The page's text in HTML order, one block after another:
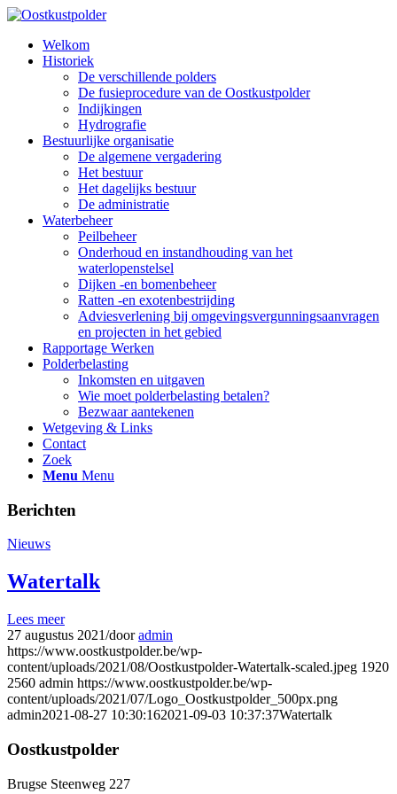
Welkom
Historiek
De verschillende polders
De fusieprocedure van de Oostkustpolder
Indijkingen
Hydrografie
Bestuurlijke organisatie
De algemene vergadering
Het bestuur
Het dagelijks bestuur
De administratie
Waterbeheer
Peilbeheer
Onderhoud en instandhouding van het
waterlopenstelsel
Dijken -en bomenbeheer
Ratten -en exotenbestrijding
Adviesverlening bij omgevingsvergunningsaanvragen
en projecten in het gebied
Rapportage Werken
Polderbelasting
Inkomsten en uitgaven
Wie moet polderbelasting betalen?
Bezwaar aantekenen
Wetgeving & Links
Contact
Zoek
Menu Menu
Berichten
Nieuws
Watertalk
Lees meer
27 augustus 2021/dooradmin
https://www.oostkustpolder.be/wp-
content/uploads/2021/08/Oostkustpolder-Watertalk-scaled.jpeg 1920
2560 admin https://www.oostkustpolder.be/wp-
content/uploads/2021/07/Logo_Oostkustpolder_500px.png
admin2021-08-27 10:30:162021-09-03 10:37:37Watertalk
Oostkustpolder
Brugse Steenweg 227